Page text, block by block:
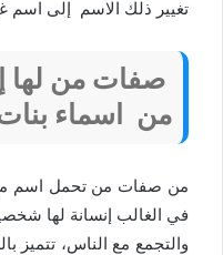
تغيير ذلك الاسم إلى اسم
صفات من
من اسماء
من صفات من تحمل اسم
في الغالب إنسانة لها
والتجمع مع الناس، تتميز